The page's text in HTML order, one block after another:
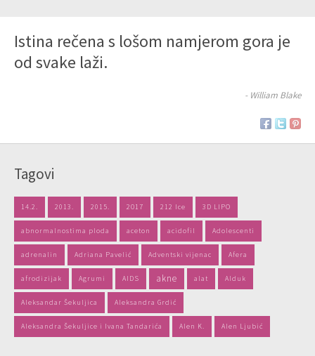
Istina rečena s lošom namjerom gora je
od svake laži.
- William Blake
Tagovi
14.2. 2013. 2015. 2017 212 Ice 3D LIPO
abnormalnostima ploda aceton acidofil Adolescenti
adrenalin Adriana Pavelić Adventski vijenac Afera
afrodizijak Agrumi AIDS akne alat Alduk
Aleksandar Šekuljica Aleksandra Grdić
Aleksandra Šekuljice i Ivana Tandarića Alen K. Alen Ljubić